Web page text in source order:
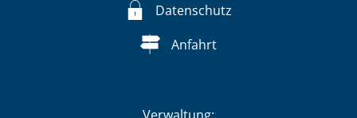
Datenschutz
Anfahrt